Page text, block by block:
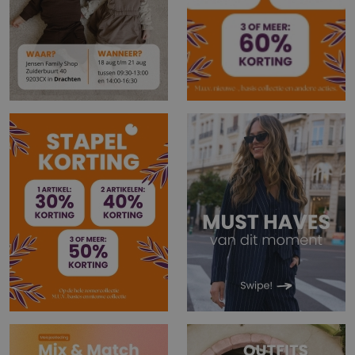
buitenland.
Ben je dus op zoek naar een leuke
jurk,broek
of een
nieuwe oufitof zoek je een bepaald artikel om je
outfit af te stijlen dan en je bij Jensen Familyshop
zeker aan het juiste adres. Laat je verrassen door
onze ruimebetaalbare collectie voor jong en oud.
We hebben voor de sportieve, casual, geklede of
trendy klant altijd de juiste look. Via onze vernieuwde
website was online kleding shoppen nog nooit zo
gemakkelijk.
VOORDELEN ALS MEMBER VAN JENSEN FAMILYSHOP!
We zijn dankbaar en blij dat we zoveel vaste klanten
hebben en daarom belonen we onze trouwe klanten